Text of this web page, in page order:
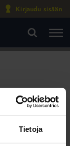
Tietoja
Kirjaudu sisään